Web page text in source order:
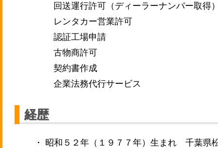
回送運行許可（ディーラーナンバー取得
レンタカー営業許可
認証工場申請
古物商許可
契約書作成
企業法務代行サービス
経歴
・ 昭和５２年（１９７７年）生まれ 千葉県